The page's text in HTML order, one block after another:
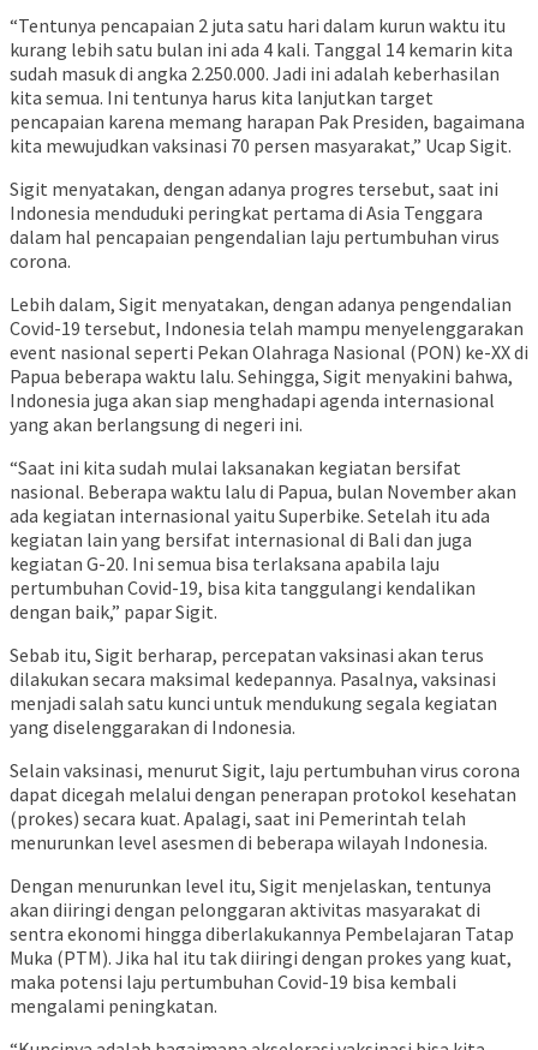
“Tentunya pencapaian 2 juta satu hari dalam kurun waktu itu
kurang lebih satu bulan ini ada 4 kali. Tanggal 14 kemarin kita
sudah masuk di angka 2.250.000. Jadi ini adalah keberhasilan
kita semua. Ini tentunya harus kita lanjutkan target
pencapaian karena memang harapan Pak Presiden, bagaimana
kita mewujudkan vaksinasi 70 persen masyarakat,” Ucap Sigit.
Sigit menyatakan, dengan adanya progres tersebut, saat ini
Indonesia menduduki peringkat pertama di Asia Tenggara
dalam hal pencapaian pengendalian laju pertumbuhan virus
corona.
Lebih dalam, Sigit menyatakan, dengan adanya pengendalian
Covid-19 tersebut, Indonesia telah mampu menyelenggarakan
event nasional seperti Pekan Olahraga Nasional (PON) ke-XX di
Papua beberapa waktu lalu. Sehingga, Sigit menyakini bahwa,
Indonesia juga akan siap menghadapi agenda internasional
yang akan berlangsung di negeri ini.
“Saat ini kita sudah mulai laksanakan kegiatan bersifat
nasional. Beberapa waktu lalu di Papua, bulan November akan
ada kegiatan internasional yaitu Superbike. Setelah itu ada
kegiatan lain yang bersifat internasional di Bali dan juga
kegiatan G-20. Ini semua bisa terlaksana apabila laju
pertumbuhan Covid-19, bisa kita tanggulangi kendalikan
dengan baik,” papar Sigit.
Sebab itu, Sigit berharap, percepatan vaksinasi akan terus
dilakukan secara maksimal kedepannya. Pasalnya, vaksinasi
menjadi salah satu kunci untuk mendukung segala kegiatan
yang diselenggarakan di Indonesia.
Selain vaksinasi, menurut Sigit, laju pertumbuhan virus corona
dapat dicegah melalui dengan penerapan protokol kesehatan
(prokes) secara kuat. Apalagi, saat ini Pemerintah telah
menurunkan level asesmen di beberapa wilayah Indonesia.
Dengan menurunkan level itu, Sigit menjelaskan, tentunya
akan diiringi dengan pelonggaran aktivitas masyarakat di
sentra ekonomi hingga diberlakukannya Pembelajaran Tatap
Muka (PTM). Jika hal itu tak diiringi dengan prokes yang kuat,
maka potensi laju pertumbuhan Covid-19 bisa kembali
mengalami peningkatan.